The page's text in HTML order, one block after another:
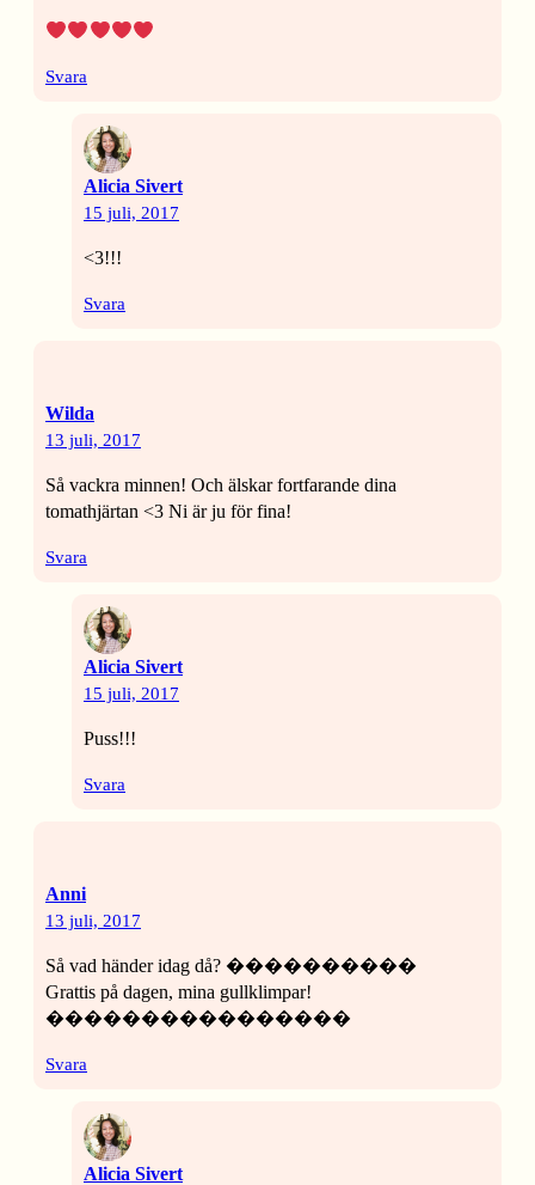
Svara
Alicia Sivert
15 juli, 2017
<3!!!
Svara
Wilda
13 juli, 2017
Så vackra minnen! Och älskar fortfarande dina
tomathjärtan <3 Ni är ju för fina!
Svara
Alicia Sivert
15 juli, 2017
Puss!!!
Svara
Anni
13 juli, 2017
Så vad händer idag då? ����������
Grattis på dagen, mina gullklimpar!
����������������
Svara
Alicia Sivert